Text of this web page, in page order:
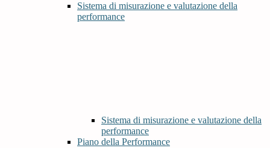
Sistema di misurazione e valutazione della
performance
Sistema di misurazione e valutazione della
performance
Piano della Performance